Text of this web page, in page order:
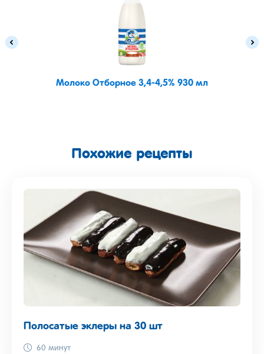
Молоко Отборное 3,4-4,5% 930 мл
Похожие рецепты
Полосатые эклеры на 30 шт
60 минут